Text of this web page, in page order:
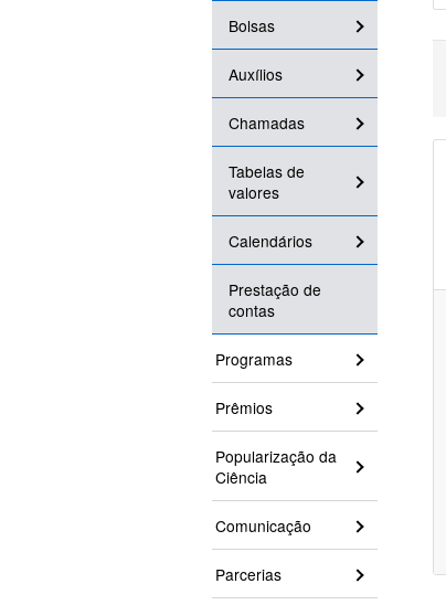
Bolsas
Auxílios
Chamadas
Tabelas de
valores
Calendários
Prestação de
contas
Programas
Prêmios
Popularização da
Ciência
Comunicação
Parcerias